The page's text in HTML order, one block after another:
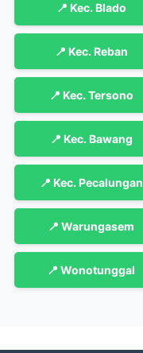
📍 Kec. Blado
📍 Kec. Reban
📍 Kec. Tersono
📍 Kec. Bawang
📍 Kec. Pecalungan
📍 Warungasem
📍 Wonotunggal